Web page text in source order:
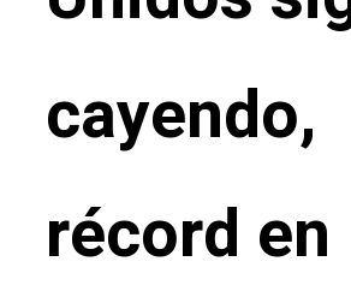
cayendo,
récord en